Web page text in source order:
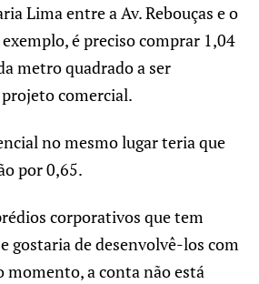
Lima entre a Av. Rebouças e o
é preciso comprar 1,04
metro quadrado a ser
comercial.
no mesmo lugar teria que
por 0,65.
corporativos que tem
gostaria de desenvolvê-los com
momento, a conta não está